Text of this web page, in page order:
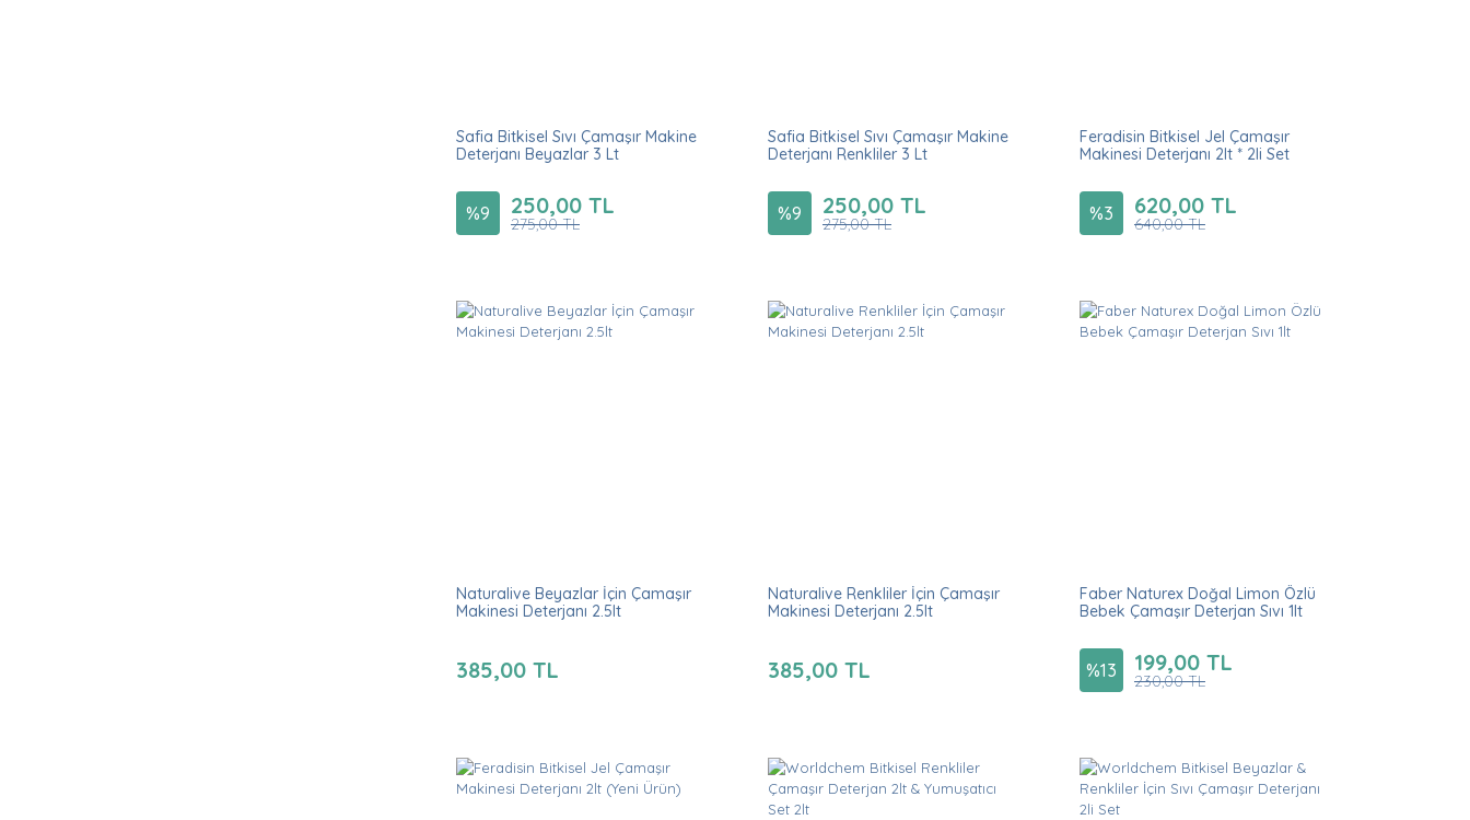
Safia Bitkisel Sıvı Çamaşır Makine
Deterjanı Beyazlar 3 Lt
%9 250,00 TL
275,00 TL
Safia Bitkisel Sıvı Çamaşır Makine
Deterjanı Renkliler 3 Lt
%9 250,00 TL
275,00 TL
Feradisin Bitkisel Jel Çamaşır
Makinesi Deterjanı 2lt * 2li Set
%3 620,00 TL
640,00 TL
Naturalive Beyazlar İçin Çamaşır
Makinesi Deterjanı 2.5lt
385,00 TL
Naturalive Renkliler İçin Çamaşır
Makinesi Deterjanı 2.5lt
385,00 TL
Faber Naturex Doğal Limon Özlü
Bebek Çamaşır Deterjan Sıvı 1lt
%13 199,00 TL
230,00 TL